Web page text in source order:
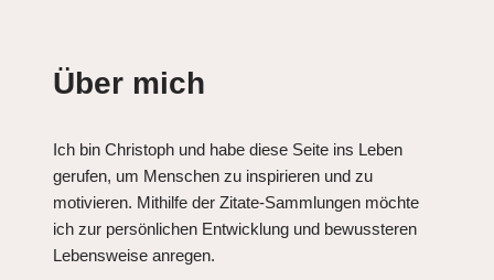
Über mich
Ich bin Christoph und habe diese Seite ins Leben
gerufen, um Menschen zu inspirieren und zu
motivieren. Mithilfe der Zitate-Sammlungen möchte
ich zur persönlichen Entwicklung und bewussteren
Lebensweise anregen.